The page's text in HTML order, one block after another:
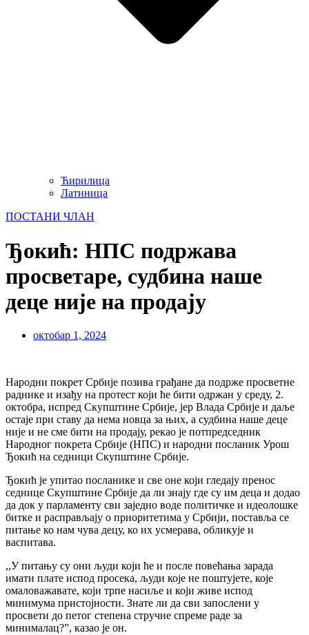
Ћирилица
Латиница
ПОСТАНИ ЧЛАН
Ђокић: НПС подржава
просветаре, судбина наше
деце није на продају
октобар 1, 2024
Народни покрет Србије позива грађане да подрже просветне
раднике и изађу на протест који ће бити одржан у среду, 2.
октобра, испред Скупштине Србије, јер Влада Србије и даље
остаје при ставу да нема новца за њих, а судбина наше деце
није и не сме бити на продају, рекао је потпредседник
Народног покрета Србије (НПС) и народни посланик Урош
Ђокић на седници Скупштине Србије.
Ђокић је упитао посланике и све оне који гледају пренос
седнице Скупштине Србије да ли знају где су им деца и додао
да док у парламенту сви заједно воде политичке и идеолошке
битке и расправљају о приоритетима у Србији, поставља се
питање ко нам чува децу, ко их усмерава, обликује и
васпитава.
,,У питању су они људи који ће и после повећања зарада
имати плате испод просека, људи које не поштујете, које
омаловажавате, који трпе насиље и који живе испод
минимума пристојности. Знате ли да сви запослени у
просвети до петог степена стручне спреме раде за
минималац?”, казао је он.